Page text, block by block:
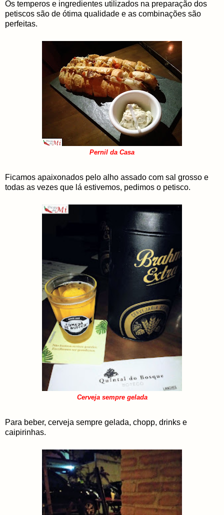
Os temperos e ingredientes utilizados na preparação dos
petiscos são de ótima qualidade e as combinações são
perfeitas.
Pernil da Casa
Ficamos apaixonados pelo alho assado com sal grosso e
todas as vezes que lá estivemos, pedimos o petisco.
Cerveja sempre gelada
Para beber, cerveja sempre gelada, chopp, drinks e
caipirinhas.